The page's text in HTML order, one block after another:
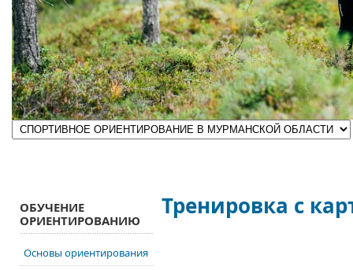
Тренировка с
ОБУЧЕНИЕ
ОРИЕНТИРОВАНИЮ
Основы ориентирования